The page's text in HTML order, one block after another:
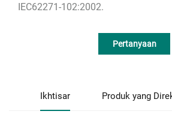
IEC62271-102:2002.
Pertanyaan
Ikhtisar Produk yang